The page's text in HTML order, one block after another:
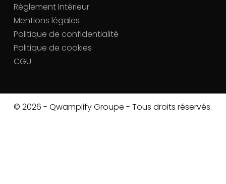
Règlement Intérieur
Mentions légales
Politique de confidentialité
Politique de cookies
CGU
© 2026 - Qwamplify Groupe - Tous droits réservés.